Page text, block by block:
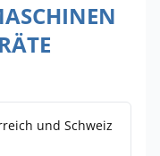
und Schweiz